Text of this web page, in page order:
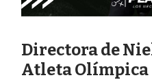
Directora de
Atleta Olímpica